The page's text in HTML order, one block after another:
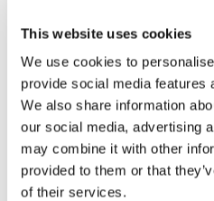
This website uses cookies
We use cookies to
provide social media features
We also share information
our social media, advertising
may combine it with other
provided to them or that
of their services.
столы и увеличат ваш
Еще одна удивительная
мероприятий
придется беспокоиться
неявок. Никто их не
дорогостоящая проблема,